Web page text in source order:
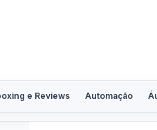
e Reviews Automação